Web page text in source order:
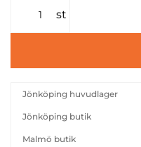
st
Jönköping huvudlager
Jönköping butik
Malmö butik